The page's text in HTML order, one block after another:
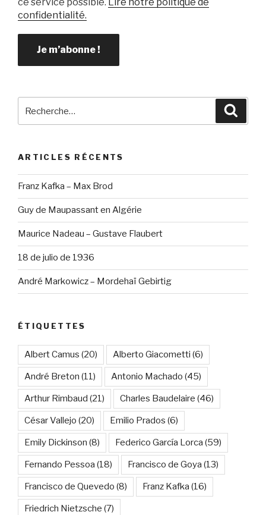
confidentialité.
pour
ARTICLES RÉCENTS
Franz Kafka – Max Brod
Guy de Maupassant en Algérie
Maurice Nadeau – Gustave Flaubert
18 de julio de 1936
André Markowicz – Mordehaï Gebirtig
ÉTIQUETTES
Albert Camus (20) Alberto Giacometti (6)
André Breton (11) Antonio Machado (45)
Arthur Rimbaud (21) Charles Baudelaire (46)
César Vallejo (20) Emilio Prados (6)
Emily Dickinson (8) Federico García Lorca (59)
Fernando Pessoa (18) Francisco de Goya (13)
Francisco de Quevedo (8) Franz Kafka (16)
Friedrich Nietzsche (7)